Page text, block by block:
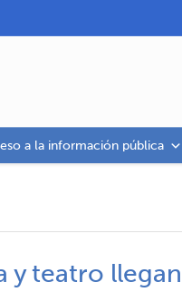
a la información pública
y teatro